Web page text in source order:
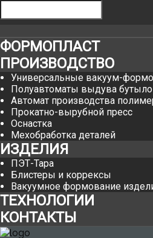
ФОРМОПЛАСТ
ПРОИЗВОДСТВО
Универсальные вакуум-
Полуавтоматы выдува
Автомат производства
Прокатно-вырубной пресс
Оснастка
Мехобработка деталей
ИЗДЕЛИЯ
ПЭТ-Тара
Блистеры и коррексы
Вакуумное формование
ТЕХНОЛОГИИ
КОНТАКТЫ